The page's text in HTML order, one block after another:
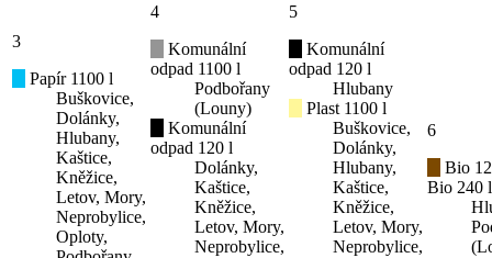
3
Papír 1100 l
Buškovice,
Dolánky,
Hlubany,
Kaštice,
Kněžice,
Letov, Mory,
Neprobylice,
Oploty,
4
Komunální
odpad 1100 l
Podbořany
(Louny)
Komunální
odpad 120 l
Dolánky,
Kaštice,
Kněžice,
Letov, Mory,
Neprobylice,
5
Komunální
odpad 120 l
Hlubany
Plast 1100 l
Buškovice,
Dolánky,
Hlubany,
Kaštice,
Kněžice,
Letov, Mory,
Neprobylice,
6
Bio
Bio 240 l